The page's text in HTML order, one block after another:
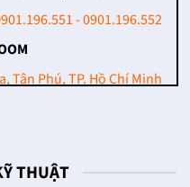
- 0901.196.552
Tân Phú, TP. Hồ Chí Minh
THUẬT